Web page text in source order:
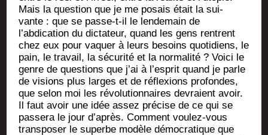
Mais la ques­tion que je me posais était la sui­
vante : que se passe-t-il le len­de­main de
l’abdication du dic­ta­teur, quand les gens rentrent
chez eux pour vaquer à leurs besoins quo­ti­diens, le
pain, le tra­vail, la sécu­ri­té et la nor­ma­li­té ? Voi­ci le
genre de ques­tions que j’ai à l’esprit quand je parle
de visions plus larges et de réflexions pro­fondes,
que selon moi les révo­lu­tion­naires devraient avoir.
Il faut avoir une idée assez pré­cise de ce qui se
pas­se­ra le jour d’après. Com­ment vou­lez-vous
trans­po­ser le superbe modèle démo­cra­tique que